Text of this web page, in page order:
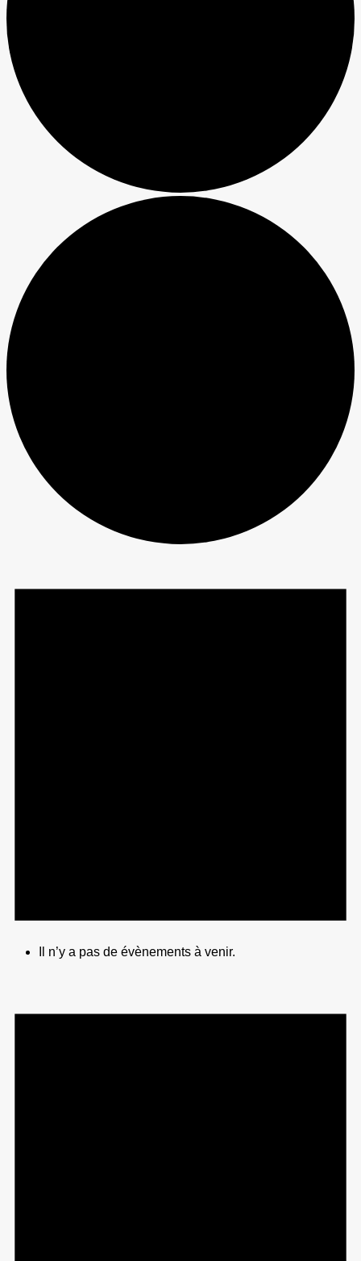
Il n’y a pas de évènements à venir.